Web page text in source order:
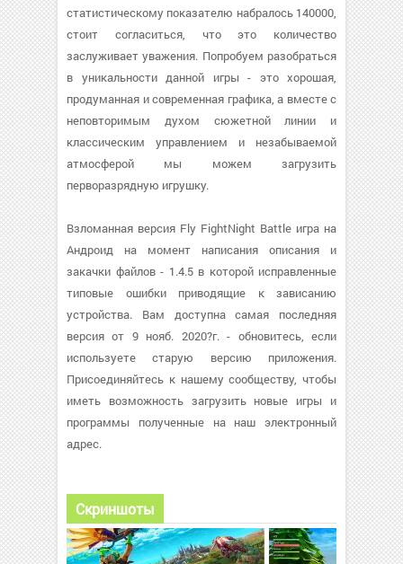
статистическому показателю набралось 140000,
стоит согласиться, что это количество
заслуживает уважения. Попробуем разобраться
в уникальности данной игры - это хорошая,
продуманная и современная графика, а вместе с
неповторимым духом сюжетной линии и
классическим управлением и незабываемой
атмосферой мы можем загрузить
перворазрядную игрушку.
Взломанная версия Fly FightNight Battle игра на
Андроид на момент написания описания и
закачки файлов - 1.4.5 в которой исправленные
типовые ошибки приводящие к зависанию
устройства. Вам доступна самая последняя
версия от 9 нояб. 2020?г. - обновитесь, если
используете старую версию приложения.
Присоединяйтесь к нашему сообществу, чтобы
иметь возможность загрузить новые игры и
программы полученные на наш электронный
адрес.
Скриншоты